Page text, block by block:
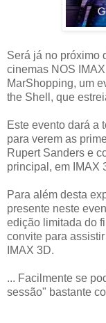
Será já no próximo
cinemas NOS
MarShopping, um
the Shell, que
Este evento dará a
para verem as
Rupert Sanders e
principal, em IMAX
Para além desta
presente neste
edição limitada do
convite para
IMAX 3D.
... Facilmente se
sessão" bastante